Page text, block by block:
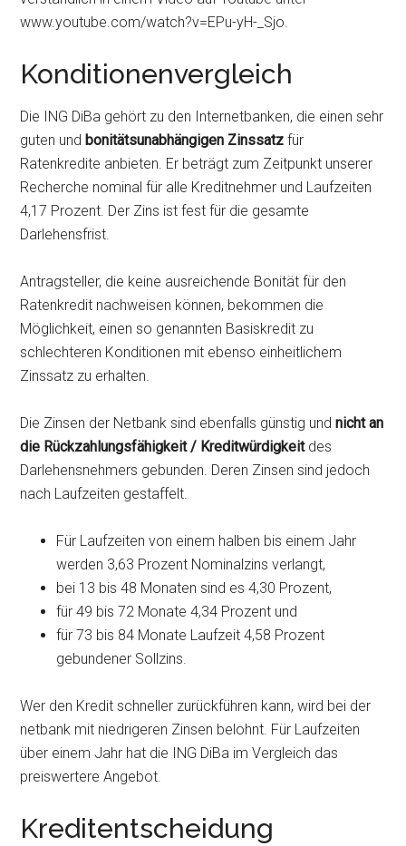
www.youtube.com/watch?v=EPu-yH-_Sjo.
Konditionenvergleich
Die ING DiBa gehört zu den Internetbanken, die einen sehr
guten undbonitätsunabhängigen Zinssatz für
Ratenkredite anbieten. Er beträgt zum Zeitpunkt unserer
Recherche nominal für alle Kreditnehmer und Laufzeiten
4,17 Prozent. Der Zins ist fest für die gesamte
Darlehensfrist.
Antragsteller, die keine ausreichende Bonität für den
Ratenkredit nachweisen können, bekommen die
Möglichkeit, einen so genannten Basiskredit zu
schlechteren Konditionen mit ebenso einheitlichem
Zinssatz zu erhalten.
Die Zinsen der Netbank sind ebenfalls günstig undnicht an
die Rückzahlungsfähigkeit / Kreditwürdigkeitdes
Darlehensnehmers gebunden. Deren Zinsen sind jedoch
nach Laufzeiten gestaffelt.
Für Laufzeiten von einem halben bis einem Jahr
werden 3,63 Prozent Nominalzins verlangt,
bei 13 bis 48 Monaten sind es 4,30 Prozent,
für 49 bis 72 Monate 4,34 Prozent und
für 73 bis 84 Monate Laufzeit 4,58 Prozent
gebundener Sollzins.
Wer den Kredit schneller zurückführen kann, wird bei der
netbank mit niedrigeren Zinsen belohnt. Für Laufzeiten
über einem Jahr hat die ING DiBa im Vergleich das
preiswertere Angebot.
Kreditentscheidung